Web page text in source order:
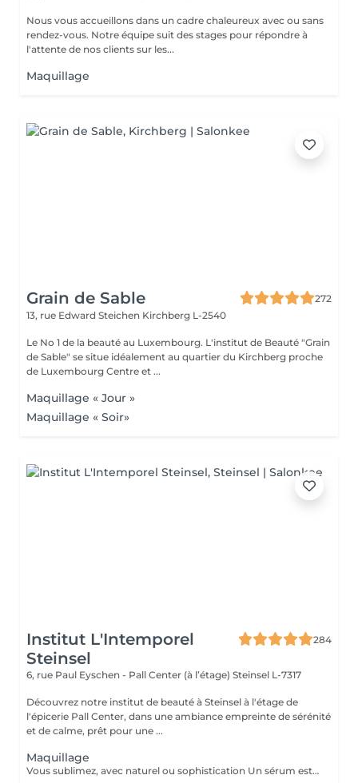
Nous vous accueillons dans un cadre chaleureux avec ou sans
rendez-vous. Notre équipe suit des stages pour répondre à
l'attente de nos clients sur les...
Maquillage
Grain de Sable
272
13, rue Edward Steichen Kirchberg L-2540
Le No 1 de la beauté au Luxembourg. L'institut de Beauté "Grain
de Sable" se situe idéalement au quartier du Kirchberg proche
de Luxembourg Centre et ...
Maquillage « Jour »
Maquillage « Soir»
Institut L'Intemporel
Steinsel
284
6, rue Paul Eyschen - Pall Center (à l’étage) Steinsel L-7317
Découvrez notre institut de beauté à Steinsel à l'étage de
l'épicerie Pall Center, dans une ambiance empreinte de sérénité
et de calme, prêt pour une ...
Maquillage
Vous sublimez, avec naturel ou sophistication Un sérum est appliqué avant le maquillage afin de fixer celui ci Possibilité d'ajouter avant le maquillage de la radio fréquence qui va lisser et défatiguer vos traits pour un rendu encore plus lumineux